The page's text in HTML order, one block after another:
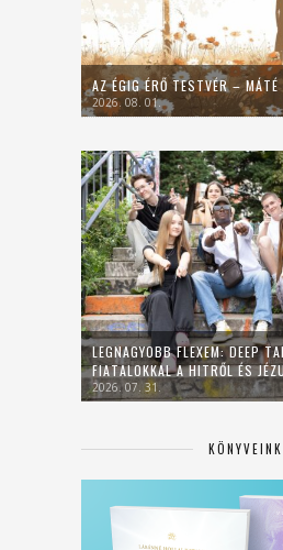
AZ ÉGIG ÉRŐ TESTVÉR – MÁTÉ
2026. 08. 01.
LEGNAGYOBB FLEXEM: DEEP
FIATALOKKAL A HITRŐL ÉS
2026. 07. 31.
KÖNYVEINK